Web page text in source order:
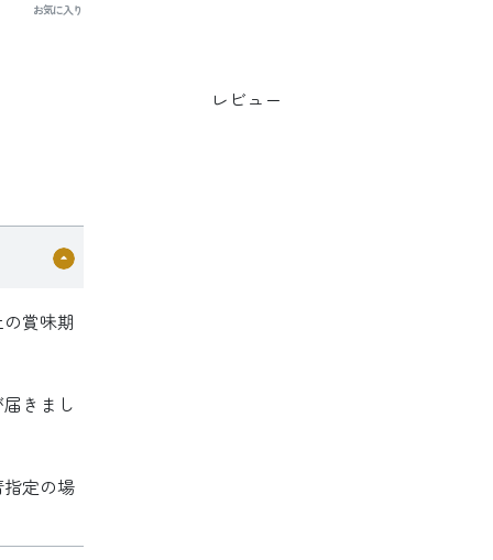
お気に入り
レビュー
賞味期
きまし
定の場